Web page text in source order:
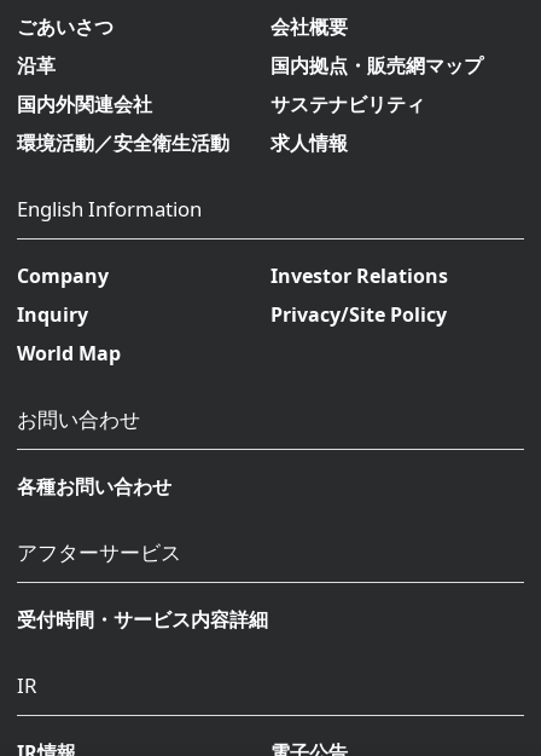
ごあいさつ
会社概要
沿革
国内拠点・販売網マップ
国内外関連会社
サステナビリティ
環境活動／安全衛生活動
求人情報
English Information
Company
Investor Relations
Inquiry
Privacy/Site Policy
World Map
お問い合わせ
各種お問い合わせ
アフターサービス
受付時間・サービス内容詳細
IR